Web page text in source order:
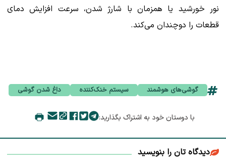
نور خورشید یا همزمان با شارژ شدن، سرعت افزایش دمای
قطعات را دوچندان می‌کند.
گوشی‌های هوشمند سیستم خنک‌کننده داغ شدن گوشی
با دوستان خود به اشتراک بگذارید:
دیدگاه تان را بنویسید